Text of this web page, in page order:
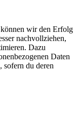
wir den Erfolg
nachvollziehen,
Dazu
Daten
sofern du deren